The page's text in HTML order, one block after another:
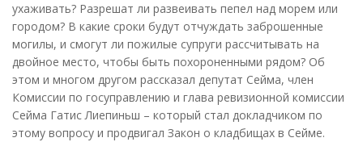
ухаживать? Разрешат ли развеивать пепел над морем или
городом? В какие сроки будут отчуждать заброшенные
могилы, и смогут ли пожилые супруги рассчитывать на
двойное место, чтобы быть похороненными рядом? Об
этом и многом другом рассказал депутат Сейма, член
Комиссии по госуправлению и глава ревизионной комиссии
Сейма Гатис Лиепиньш – который стал докладчиком по
этому вопросу и продвигал Закон о кладбищах в Сейме.